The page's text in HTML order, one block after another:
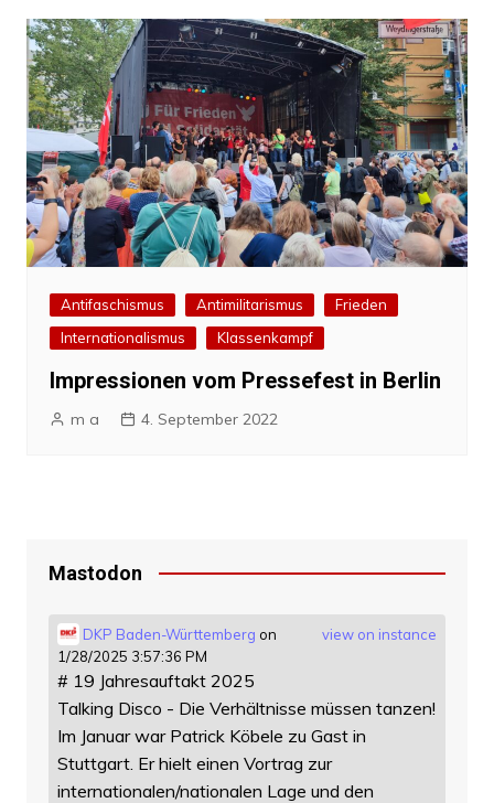
Antifaschismus Antimilitarismus
Frieden
Internationalismus
Klassenkampf
Impressionen vom Pressefest in Berlin
m a 4. September 2022
Mastodon
view on instance
DKP Baden-Württemberg on
1/28/2025 3:57:36 PM
# 19 Jahresauftakt 2025
Talking Disco - Die Verhältnisse müssen tanzen!
Im Januar war Patrick Köbele zu Gast in
Stuttgart. Er hielt einen Vortrag zur
internationalen/nationalen Lage und den